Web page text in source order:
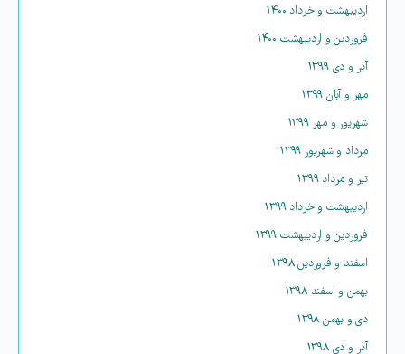
اردیبهشت و خرداد ۱۴۰۰
فروردین و اردیبهشت ۱۴۰۰
آذر و دی ۱۳۹۹
مهر و آبان ۱۳۹۹
شهریور و مهر ۱۳۹۹
مرداد و شهریور ۱۳۹۹
تیر و مرداد ۱۳۹۹
اردیبهشت و خرداد ۱۳۹۹
فروردین و اردیبهشت ۱۳۹۹
اسفند و فروردین ۱۳۹۸
بهمن و اسفند ۱۳۹۸
دی و بهمن ۱۳۹۸
آذر و دی ۱۳۹۸